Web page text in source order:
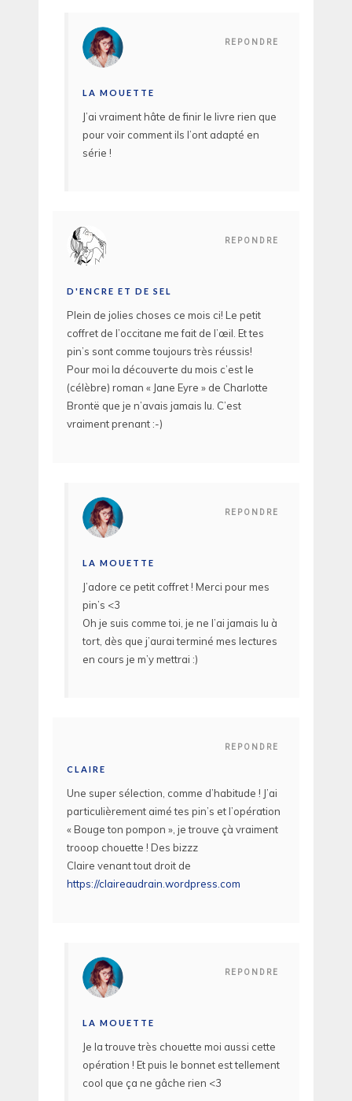
REPONDRE
LA MOUETTE
J’ai vraiment hâte de finir le livre rien que
pour voir comment ils l’ont adapté en
série !
REPONDRE
D'ENCRE ET DE SEL
Plein de jolies choses ce mois ci! Le petit
coffret de l’occitane me fait de l’œil. Et tes
pin’s sont comme toujours très réussis!
Pour moi la découverte du mois c’est le
(célèbre) roman « Jane Eyre » de Charlotte
Brontë que je n’avais jamais lu. C’est
vraiment prenant :-)
REPONDRE
LA MOUETTE
J’adore ce petit coffret ! Merci pour mes
pin’s <3
Oh je suis comme toi, je ne l’ai jamais lu à
tort, dès que j’aurai terminé mes lectures
en cours je m’y mettrai :)
REPONDRE
CLAIRE
Une super sélection, comme d’habitude ! J’ai
particulièrement aimé tes pin’s et l’opération
« Bouge ton pompon », je trouve çà vraiment
trooop chouette ! Des bizzz
Claire venant tout droit de
https://claireaudrain.wordpress.com
REPONDRE
LA MOUETTE
Je la trouve très chouette moi aussi cette
opération ! Et puis le bonnet est tellement
cool que ça ne gâche rien <3